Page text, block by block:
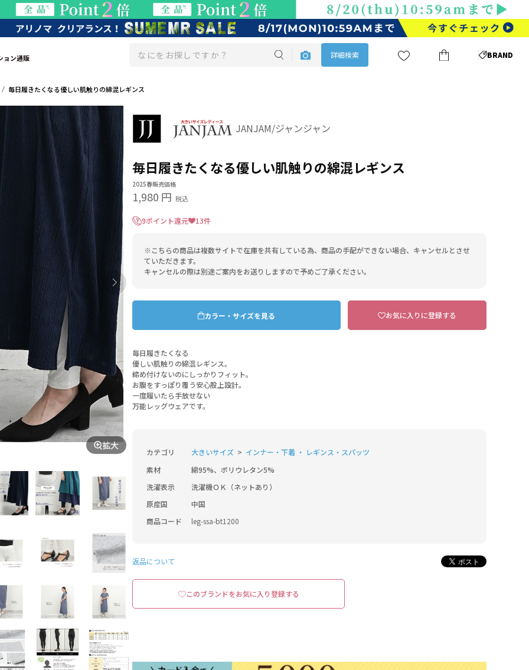
ョン通販 詳細検索 BRAND
毎日履きたくなる優しい肌触りの綿混レギンス
BK ブラック
拡大
JANJAM/ジャンジャン
毎日履きたくなる優しい肌触りの綿混レギンス
2025春販売価格
1,980 円 税込
9ポイント還元 13件
※こちらの商品は複数サイトで在庫を共有している為、商品の手配ができない場合、キャンセルとさせ
ていただきます。
キャンセルの際は別途ご案内をお送りしますので予めご了承ください。
カラー・サイズを見る お気に入りに登録する
毎日履きたくなる
優しい肌触りの綿混レギンス。
締め付けないのにしっかりフィット。
お腹をすっぽり覆う安心股上設計。
一度履いたら手放せない
万能レッグウェアです。
カテゴリ 大きいサイズ
インナー・下着 ・ レギンス・スパッツ
素材
綿95%、ポリウレタン5%
洗濯表示
洗濯機ＯＫ（ネットあり）
原産国
中国
商品コード
leg-ssa-bt1200
返品について
このブランドをお気に入り登録する